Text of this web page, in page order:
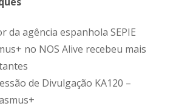
da agência espanhola SEPIE
no NOS Alive recebeu mais
de Divulgação KA120 –